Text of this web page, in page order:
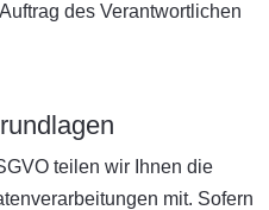
des Verantwortlichen
teilen wir Ihnen die
mit. Sofern